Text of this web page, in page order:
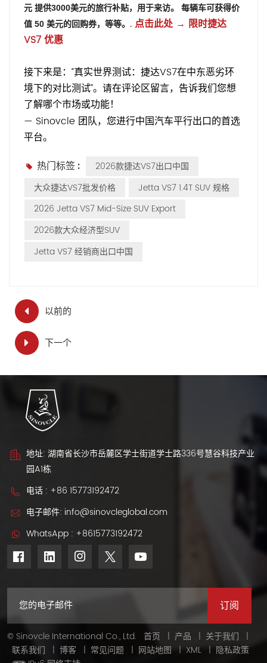
元 提供3000美元的旅行补贴，用于来访。
每辆车可获得价
值 50 美元的回购券，等等。 .点击此处 → 限时捷达
VS7 优惠
接下来是：“真实世界测试：捷达VS7在中东恶劣环
境下的对比测试”。请在评论区留言，告诉我们您想
了解哪个市场或功能！
— Sinovcle 团队，您进行中国汽车平行出口的首选
平台。
热门标签 :
2026款捷达VS7出口中国
大众捷达VS7批发价格
Jetta VS7 1.4T SUV 规格
2026 Jetta VS7 Mid-Size SUV Export
2026款大众经济型SUV
Jetta VS7 经销商出口中国
以前的
下一个
地址: 湖南省长沙市岳麓区学士街道学士路336号慧谷科技产业
园A1栋
电话 : +86 15773192472
电子邮件: info@sinovcleglobal.com
WhatsApp : +8615773192472
© Sinovcle International Co., Ltd. 首页 | 产品 | 关于我们
|
联系我们
| 博客 | 常见问题 | 网站地图 | XML | 隐私政策